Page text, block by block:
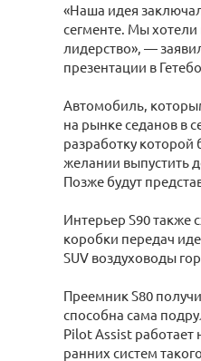
«Наша идея
сегменте. Мы
лидерство», —
презентации в
Автомобиль,
на рынке седанов в
разработку
желании выпустить
Позже будут
Интерьер S90 также
коробки передач
SUV воздуховоды
Преемник S80
способна сама
Pilot Assist работает
ранних систем